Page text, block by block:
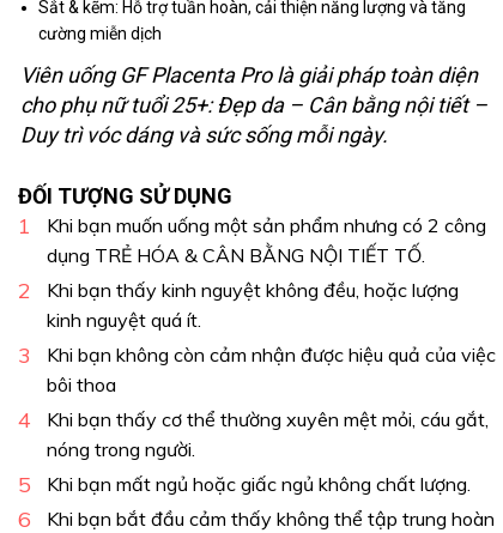
Viên uống GF Placenta Pro là giải pháp toàn diện
cho phụ nữ tuổi 25+: Đẹp da – Cân bằng nội tiết –
Duy trì vóc dáng và sức sống mỗi ngày.
Sắt & kẽm: Hỗ trợ tuần hoàn, cải thiện năng lượng và tăng
cường miễn dịch
ĐỐI TƯỢNG SỬ DỤNG
Khi bạn muốn uống một sản phẩm nhưng có 2 công
dụng TRẺ HÓA & CÂN BẰNG NỘI TIẾT TỐ.
Khi bạn thấy kinh nguyệt không đều, hoặc lượng
kinh nguyệt quá ít.
Khi bạn không còn cảm nhận được hiệu quả của việc
bôi thoa
Khi bạn thấy cơ thể thường xuyên mệt mỏi, cáu gắt,
nóng trong người.
Khi bạn mất ngủ hoặc giấc ngủ không chất lượng.
Khi bạn bắt đầu cảm thấy không thể tập trung hoàn